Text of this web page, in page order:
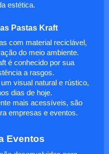
estética.
Pastas Kraft
com material reciclável,
do meio ambiente.
é conhecido por sua
a rasgos.
visual natural e rústico,
dias de hoje.
mais acessíveis, são
empresas e eventos.
Eventos